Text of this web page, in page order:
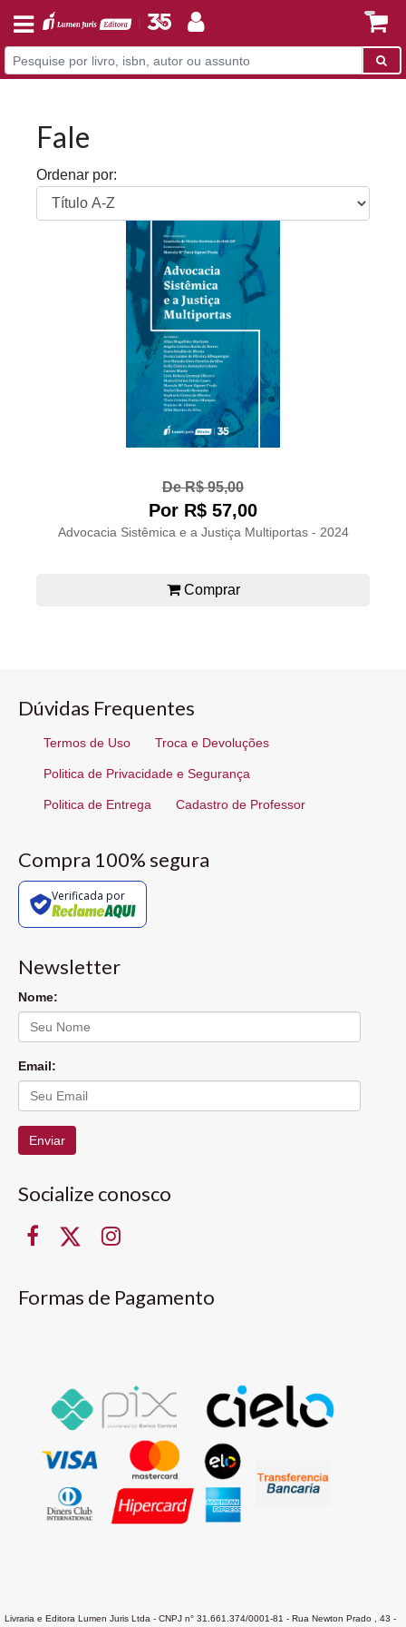
Fale
Ordenar por:
De R$ 95,00
Por R$ 57,00
Advocacia Sistêmica e a Justiça Multiportas - 2024
Comprar
Dúvidas Frequentes
Termos de Uso Troca e Devoluções
Politica de Privacidade e Segurança
Politica de Entrega Cadastro de Professor
Compra 100% segura
Verificada por
Newsletter
Nome:
Email:
Enviar
Socialize conosco
Formas de Pagamento
Livraria e Editora Lumen Juris Ltda - CNPJ n° 31.661.374/0001-81 - Rua Newton Prado , 43 -